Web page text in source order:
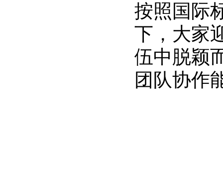
按照国际
下， 大家
伍中脱颖
团队协作